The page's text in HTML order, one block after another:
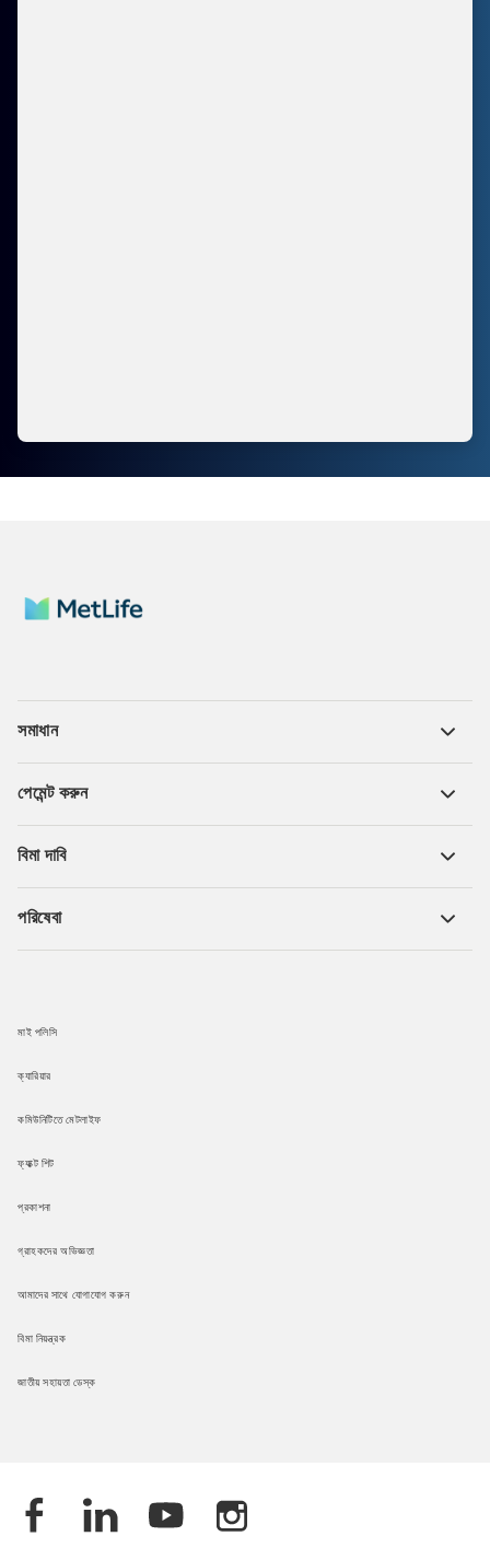
সমাধান
পেমেন্ট করুন
বিমা দাবি
পরিষেবা
মাই পলিসি
ক্যারিয়ার
কমিউনিটিতে মেটলাইফ
ফ্যাক্ট শিট
প্রকাশনা
গ্রাহকদের অভিজ্ঞতা
আমাদের সাথে যোগাযোগ করুন
বিমা নিয়ন্ত্রক
জাতীয় সহায়তা ডেস্ক